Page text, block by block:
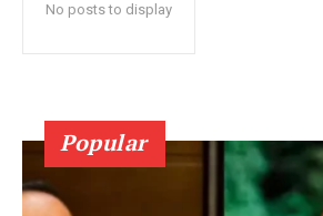
No posts to display
Popular